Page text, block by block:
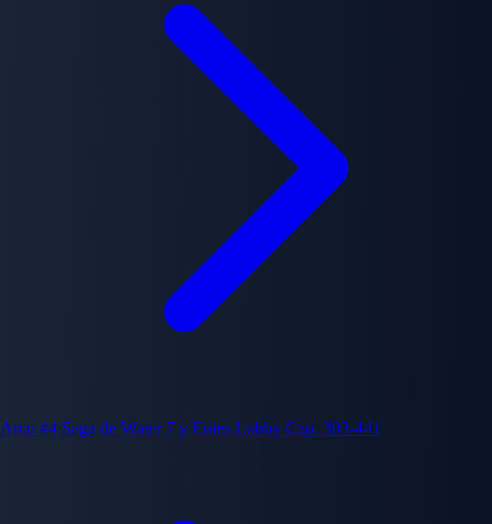
Arco #4 Saga de Water 7 y Enies Lobby Cap. 303-441